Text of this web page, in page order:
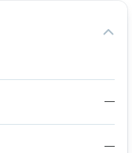
—
—